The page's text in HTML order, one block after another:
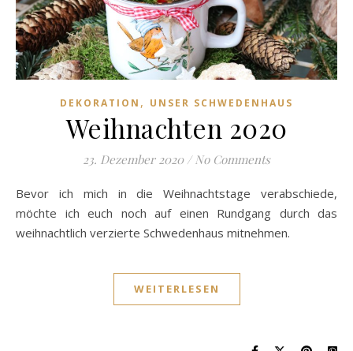
DEKORATION , UNSER SCHWEDENHAUS
Weihnachten 2020
23. Dezember 2020 / No Comments
Bevor ich mich in die Weihnachtstage verabschiede,
möchte ich euch noch auf einen Rundgang durch das
weihnachtlich verzierte Schwedenhaus mitnehmen.
WEITERLESEN